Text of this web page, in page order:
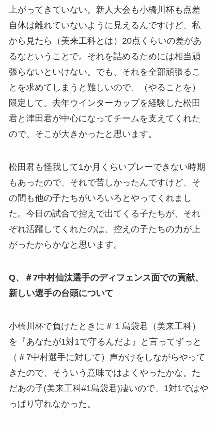
上がってきていない。新人大会も小橋川杯も点差
自体は離れていないように見えるんですけど、私
から見たら（美来工科とは）20点くらいの差があ
るなということで。それを詰めるためには相当頑
張らないといけない。でも、それを全部頑張るこ
とを求めてしまうと難しいので、（やることを）
限定して。去年ウインターカップを経験した松田
君と津田君が中心になってチームを支えてくれた
ので、そこが大きかったと思います。
松田君も怪我して1か月くらいプレーできない時期
もあったので、それで苦しかったんですけど、そ
の間も他の子たちがいろいろとやってくれまし
た。 今日の試合で控えで出てくる子たちが、それ
ぞれ活躍してくれたのは、控えの子たちの力が上
がったからかなと思います。
Q、＃7中村仙汰選手のディフェンス面での貢献、
新しい選手の台頭について
小橋川杯で負けたときに＃１島袋君（美来工科）
を『あなたが1対1で守るんだよ』と言ってずっと
（＃7中村選手に対して）声かけをしながらやって
きたので、そういう意味ではよくやったかな。た
だあの子(美来工科#1島袋君)凄いので、1対1ではや
っぱり守れなかった。